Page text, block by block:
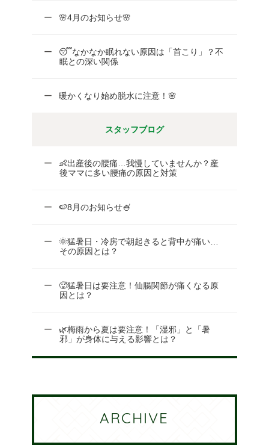
🌸4月のお知らせ🌸
😴なかなか眠れない原因は「首こり」？不
眠との深い関係
暖かくなり始め脱水に注意！🌸
スタッフブログ
👶出産後の腰痛…我慢していませんか？産
後ママに多い腰痛の原因と対策
🍉8月のお知らせ🍧
🌞猛暑日・冷房で朝起きると背中が痛い…
その原因とは？
🥵猛暑日は要注意！仙腸関節が痛くなる原
因とは？
🌿梅雨から夏は要注意！「湿邪」と「暑
邪」が身体に与える影響とは？
ARCHIVE